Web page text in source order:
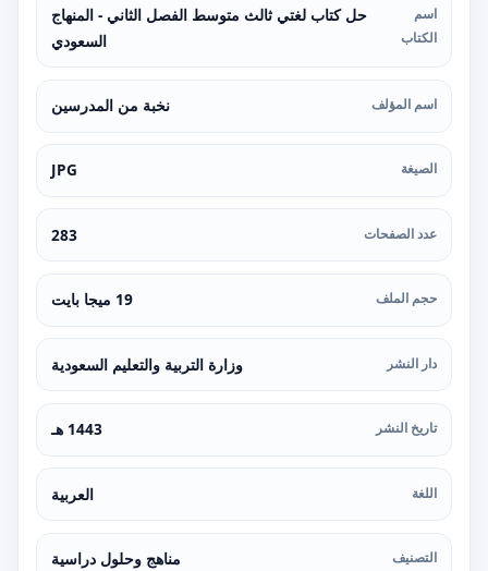
اسم
الكتاب
حل كتاب لغتي ثالث متوسط الفصل الثاني - المنهاج
السعودي
اسم المؤلف نخبة من المدرسين
الصيغة JPG
عدد الصفحات 283
حجم الملف 19 ميجا بايت
دار النشر وزارة التربية والتعليم السعودية
تاريخ النشر 1443 هـ
اللغة العربية
التصنيف مناهج وحلول دراسية